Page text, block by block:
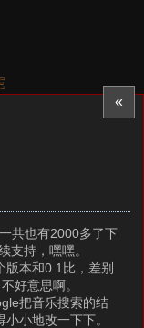
«
共也有2000多了下
支持，嘿嘿。
版本和0.1比，差别
好意思啊。
把音乐搜索的结
小地改一下下。